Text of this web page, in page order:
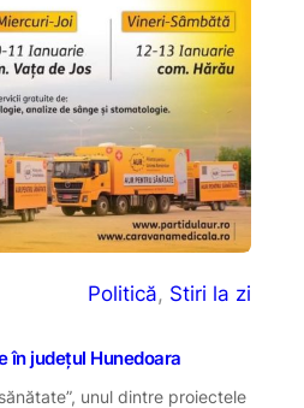
Politică, Stiri la zi
în județul Hunedoara
unul dintre proiectele